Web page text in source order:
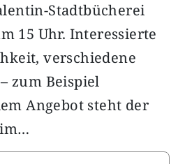
Stadtbücherei
15 Uhr. Interessierte
verschiedene
zum Beispiel
Angebot steht der
im…